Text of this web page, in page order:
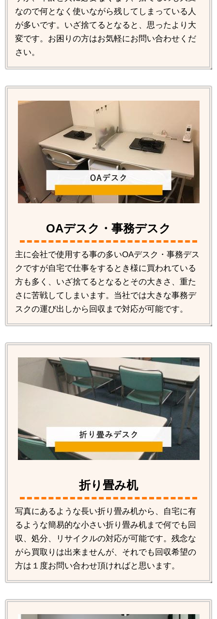
なので何となく使いながら残してしまっている人
が多いです。いざ捨てるとなると、思ったより大
変です。お困りの方はお気軽にお問い合わせくだ
さい。
OAデスク・事務デスク
主に会社で使用する事の多いOAデスク・事務デス
クですが自宅で仕事をするとき様に買われている
方も多く、いざ捨てるとなるとその大きさ、重た
さに苦戦してしまいます。当社では大きな事務デ
スクの運び出しから回収まで対応が可能です。
折り畳み机
写真にあるような長い折り畳み机から、自宅に有
るような簡易的な小さい折り畳み机まで何でも回
収、処分、リサイクルの対応が可能です。残念な
がら買取りは出来ませんが、それでも回収希望の
方は１度お問い合わせ頂ければと思います。